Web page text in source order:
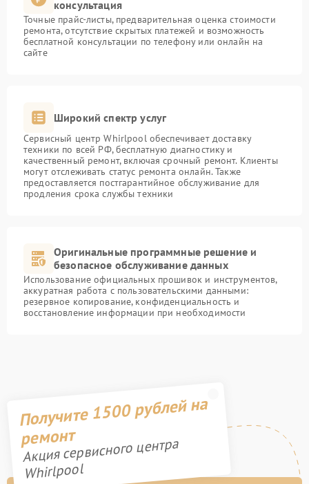
консультация
Точные прайс-листы, предварительная оценка стоимости
ремонта, отсутствие скрытых платежей и возможность
бесплатной консультации по телефону или онлайн на
сайте
Широкий спектр услуг
Сервисный центр Whirlpool обеспечивает доставку
техники по всей РФ, бесплатную диагностику и
качественный ремонт, включая срочный ремонт. Клиенты
могут отслеживать статус ремонта онлайн. Также
предоставляется постгарантийное обслуживание для
продления срока службы техники
Оригинальные программные решение и
безопасное обслуживание данных
Использование официальных прошивок и инструментов,
аккуратная работа с пользовательскими данными:
резервное копирование, конфиденциальность и
восстановление информации при необходимости
Получите 1500 рублей на
ремонт
Акция сервисного центра
Whirlpool